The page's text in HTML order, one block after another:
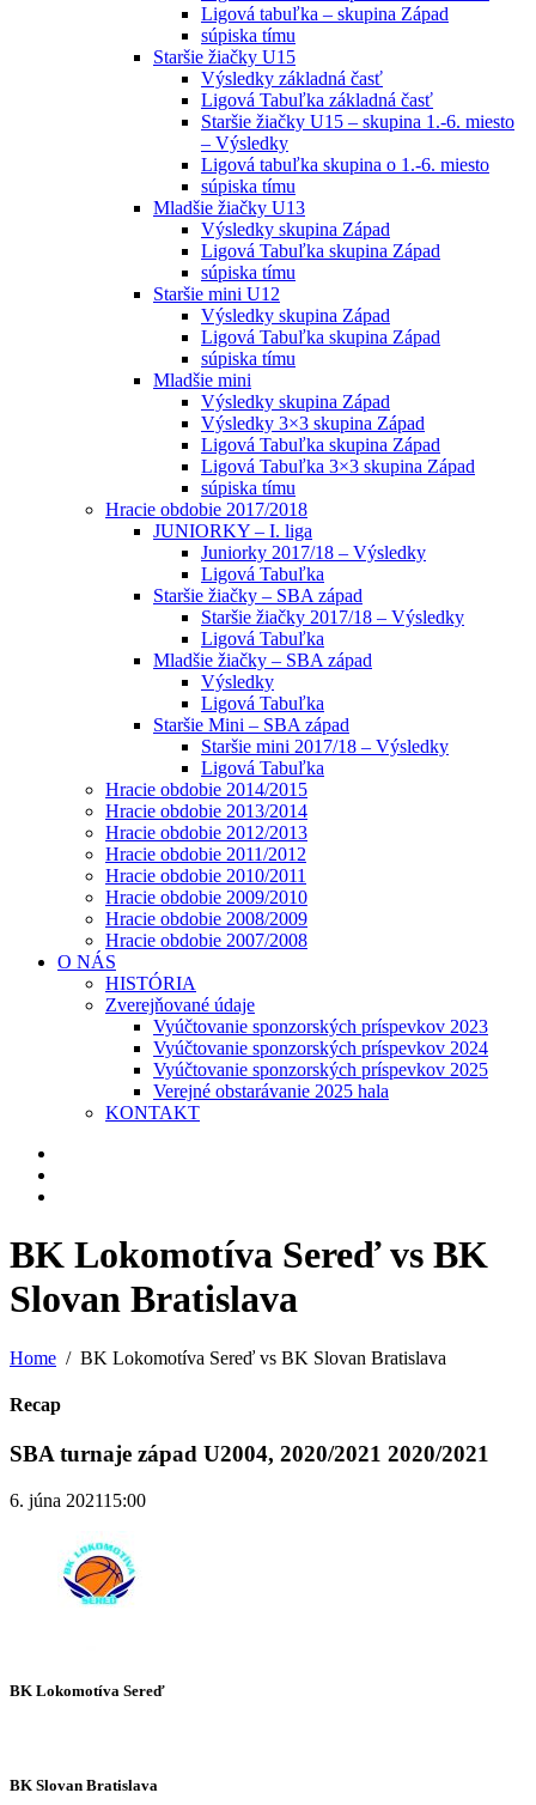
Ligová tabuľka – skupina Západ
súpiska tímu
Staršie žiačky U15
Výsledky základná časť
Ligová Tabuľka základná časť
Staršie žiačky U15 – skupina 1.-6. miesto
– Výsledky
Ligová tabuľka skupina o 1.-6. miesto
súpiska tímu
Mladšie žiačky U13
Výsledky skupina Západ
Ligová Tabuľka skupina Západ
súpiska tímu
Staršie mini U12
Výsledky skupina Západ
Ligová Tabuľka skupina Západ
súpiska tímu
Mladšie mini
Výsledky skupina Západ
Výsledky 3×3 skupina Západ
Ligová Tabuľka skupina Západ
Ligová Tabuľka 3×3 skupina Západ
súpiska tímu
Hracie obdobie 2017/2018
JUNIORKY – I. liga
Juniorky 2017/18 – Výsledky
Ligová Tabuľka
Staršie žiačky – SBA západ
Staršie žiačky 2017/18 – Výsledky
Ligová Tabuľka
Mladšie žiačky – SBA západ
Výsledky
Ligová Tabuľka
Staršie Mini – SBA západ
Staršie mini 2017/18 – Výsledky
Ligová Tabuľka
Hracie obdobie 2014/2015
Hracie obdobie 2013/2014
Hracie obdobie 2012/2013
Hracie obdobie 2011/2012
Hracie obdobie 2010/2011
Hracie obdobie 2009/2010
Hracie obdobie 2008/2009
Hracie obdobie 2007/2008
O NÁS
HISTÓRIA
Zverejňované údaje
Vyúčtovanie sponzorských príspevkov 2023
Vyúčtovanie sponzorských príspevkov 2024
Vyúčtovanie sponzorských príspevkov 2025
Verejné obstarávanie 2025 hala
KONTAKT
BK Lokomotíva Sereď vs BK
Slovan Bratislava
Home BK Lokomotíva Sereď vs BK Slovan Bratislava
Recap
SBA turnaje západ U2004, 2020/2021 2020/2021
6. júna 202115:00
BK Lokomotíva Sereď
BK Slovan Bratislava